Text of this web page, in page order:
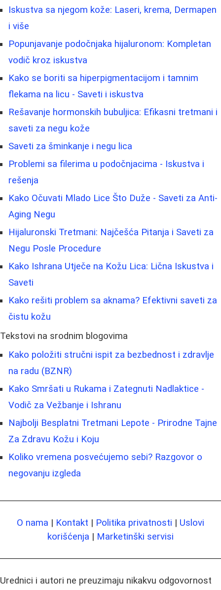
Iskustva sa njegom kože: Laseri, krema, Dermapen
i više
Popunjavanje podočnjaka hijaluronom: Kompletan
vodič kroz iskustva
Kako se boriti sa hiperpigmentacijom i tamnim
flekama na licu - Saveti i iskustva
Rešavanje hormonskih bubuljica: Efikasni tretmani i
saveti za negu kože
Saveti za šminkanje i negu lica
Problemi sa filerima u podočnjacima - Iskustva i
rešenja
Kako Očuvati Mlado Lice Što Duže - Saveti za Anti-
Aging Negu
Hijaluronski Tretmani: Najčešća Pitanja i Saveti za
Negu Posle Procedure
Kako Ishrana Utječe na Kožu Lica: Lična Iskustva i
Saveti
Kako rešiti problem sa aknama? Efektivni saveti za
čistu kožu
Tekstovi na srodnim blogovima
Kako položiti stručni ispit za bezbednost i zdravlje
na radu (BZNR)
Kako Smršati u Rukama i Zategnuti Nadlaktice -
Vodič za Vežbanje i Ishranu
Najbolji Besplatni Tretmani Lepote - Prirodne Tajne
Za Zdravu Kožu i Koju
Koliko vremena posvećujemo sebi? Razgovor o
negovanju izgleda
O nama | Kontakt | Politika privatnosti | Uslovi
korišćenja | Marketinški servisi
Urednici i autori ne preuzimaju nikakvu odgovornost